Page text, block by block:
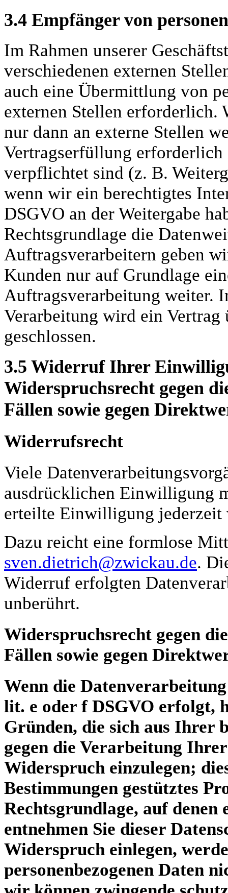
3.4 Empfänger von
Im Rahmen unserer
verschiedenen externen
auch eine Übermittlung von
externen Stellen erforderlich.
nur dann an externe Stellen
Vertragserfüllung
verpflichtet sind (z. B.
wenn wir ein berechtigtes
DSGVO an der Weitergabe
Rechtsgrundlage die
Auftragsverarbeitern geben
Kunden nur auf Grundlage
Auftragsverarbeitung weiter.
Verarbeitung wird ein Vertrag
geschlossen.
3.5 Widerruf Ihrer
Widerspruchsrecht gegen
Fällen sowie gegen
Widerrufsrecht
Viele
ausdrücklichen Einwilligung
erteilte Einwilligung jederzeit
Dazu reicht eine formlose
sven.dietrich@zwickau.de.
Widerruf erfolgten
unberührt.
Widerspruchsrecht gegen
Fällen sowie gegen
Wenn die
lit. e oder f DSGVO erfolgt,
Gründen, die sich aus Ihrer
gegen die Verarbeitung
Widerspruch einzulegen;
Bestimmungen gestütztes
Rechtsgrundlage, auf
entnehmen Sie dieser
Widerspruch einlegen,
personenbezogenen Daten